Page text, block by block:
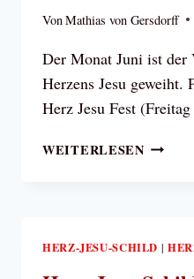
VonMathias von Gersdorff
Der Monat Juni ist der
Herzens Jesu geweiht.
Herz Jesu Fest
WEITERLESENDIE
HERZ-JESU-SCHILD |